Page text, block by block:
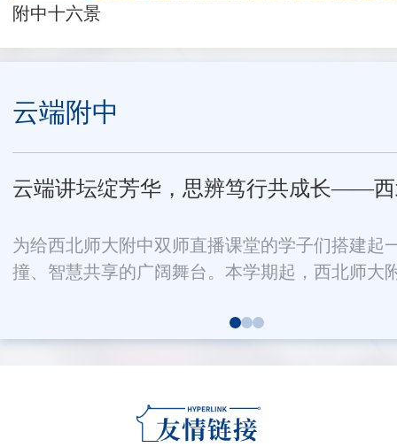
附中十六景
云端附中
云端讲坛绽芳华，思辨笃行共成长——西
为给西北师大附中双师直播课堂的学子们搭建起
撞、智慧共享的广阔舞台。本学期起，西北师大